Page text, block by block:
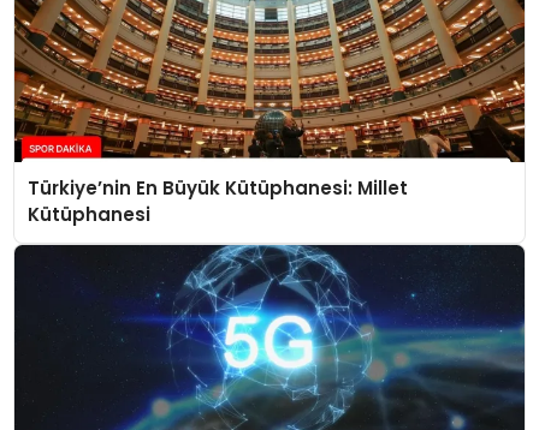
Türkiye’nin En Büyük Kütüphanesi: Millet
Kütüphanesi